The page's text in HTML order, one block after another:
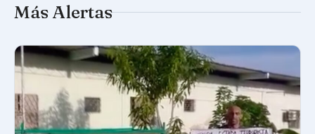
Más Alertas